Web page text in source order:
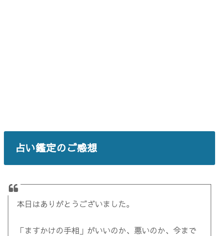
占い鑑定のご感想
本日はありがとうございました。
「ますかけの手相」がいいのか、悪いのか、今まで